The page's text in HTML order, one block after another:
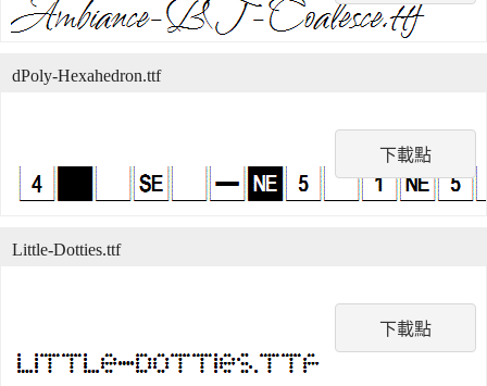
下載點
dPoly-Hexahedron.ttf
下載點
Little-Dotties.ttf